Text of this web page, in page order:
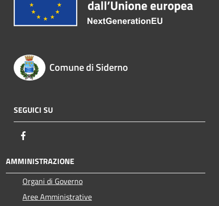
Comune di Siderno
SEGUICI SU
AMMINISTRAZIONE
Organi di Governo
Aree Amministrative